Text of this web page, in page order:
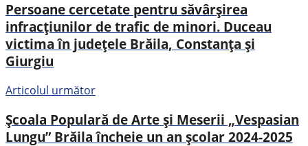
Persoane cercetate pentru săvârșirea
infracțiunilor de trafic de minori. Duceau
victima în județele Brăila, Constanța și
Giurgiu
Articolul următor
Școala Populară de Arte și Meserii „Vespasian
Lungu” Brăila încheie un an școlar 2024-2025